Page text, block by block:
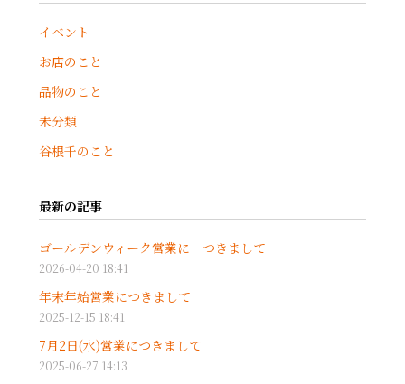
イベント
お店のこと
品物のこと
未分類
谷根千のこと
最新の記事
ゴールデンウィーク営業に つきまして
2026-04-20 18:41
年末年始営業につきまして
2025-12-15 18:41
7月2日(水)営業につきまして
2025-06-27 14:13